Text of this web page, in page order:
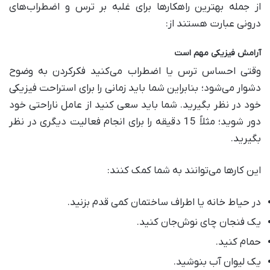
از جمله بهترین راهکار‌ها برای غلبه بر ترس و اضطراب‌های
درونی عبارت هستند از:
آرامش فیزیکی مهم است
وقتی احساس ترس یا اضطراب می‌کنید فکر‌کردن به وضوح
دشوار می‌شود؛ بنابراین شما باید زمانی را برای استراحت فیزیکی
خود در نظر بگیرید. شما باید سعی کنید از عامل ناراحتی خود
دور شوید؛ مثلاً 15 دقیقه را برای انجام فعالیت دیگری در نظر
بگیرید.
این کار‌ها می‌توانند به شما کمک کنند:
در حیاط خانه یا اطراف ساختمان کمی قدم بزنید.
یک فنجان چای نوش‌جان کنید.
حمام کنید.
یک لیوان آب بنوشید.